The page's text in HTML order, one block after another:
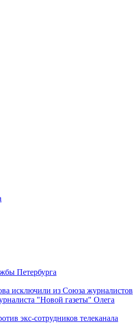
Петербурга
исключили из Союза журналистов
"Новой газеты" Олега
экс-сотрудников телеканала